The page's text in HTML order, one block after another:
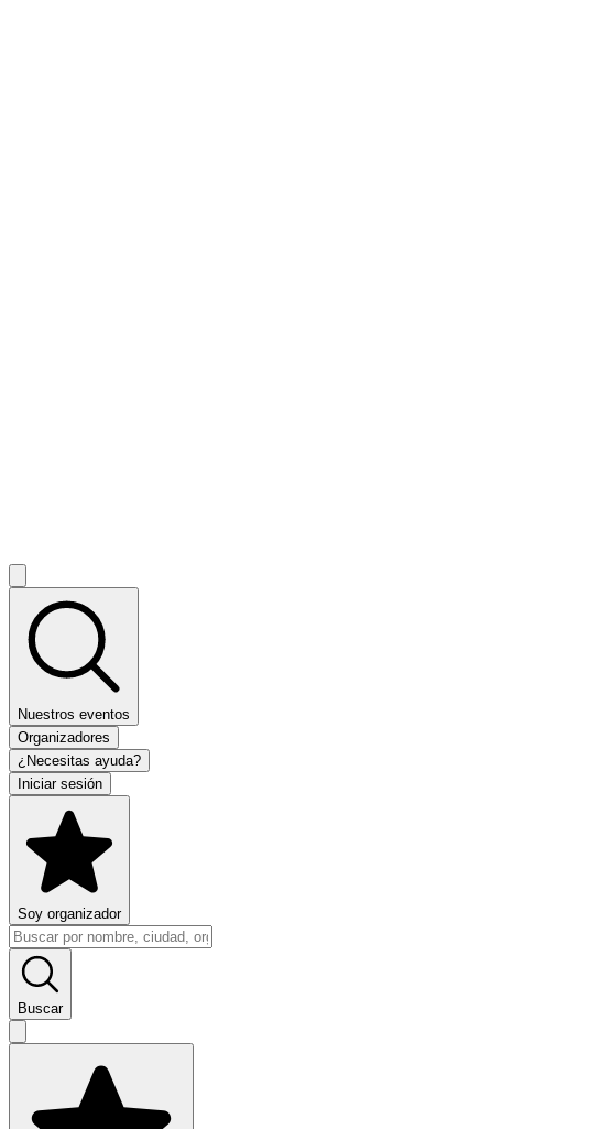
Nuestros eventos
Organizadores
¿Necesitas ayuda?
Iniciar sesión
Soy organizador
Buscar